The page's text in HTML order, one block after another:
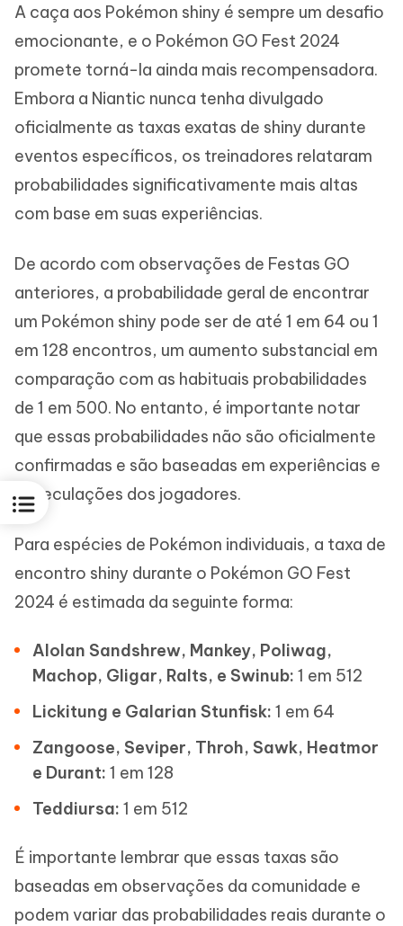
A caça aos Pokémon shiny é sempre um desafio
emocionante, e o Pokémon GO Fest 2024
promete torná-la ainda mais recompensadora.
Embora a Niantic nunca tenha divulgado
oficialmente as taxas exatas de shiny durante
eventos específicos, os treinadores relataram
probabilidades significativamente mais altas
com base em suas experiências.
De acordo com observações de Festas GO
anteriores, a probabilidade geral de encontrar
um Pokémon shiny pode ser de até 1 em 64 ou 1
em 128 encontros, um aumento substancial em
comparação com as habituais probabilidades
de 1 em 500. No entanto, é importante notar
que essas probabilidades não são oficialmente
confirmadas e são baseadas em experiências e
especulações dos jogadores.
Para espécies de Pokémon individuais, a taxa de
encontro shiny durante o Pokémon GO Fest
2024 é estimada da seguinte forma:
Alolan Sandshrew, Mankey, Poliwag,
Machop, Gligar, Ralts, e Swinub: 1 em 512
Lickitung e Galarian Stunfisk: 1 em 64
Zangoose, Seviper, Throh, Sawk, Heatmor
e Durant: 1 em 128
Teddiursa: 1 em 512
É importante lembrar que essas taxas são
baseadas em observações da comunidade e
podem variar das probabilidades reais durante o